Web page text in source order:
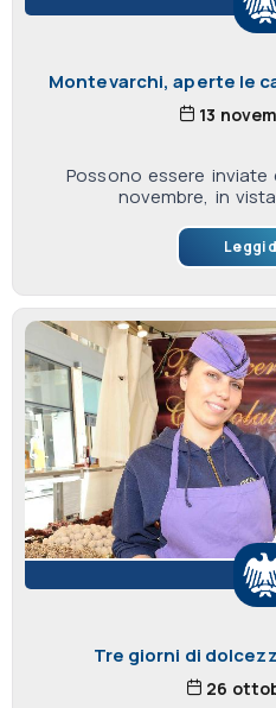
Montevarchi, aperte le
13
Possono essere
novembre, in
Leggi
Tre giorni di
26